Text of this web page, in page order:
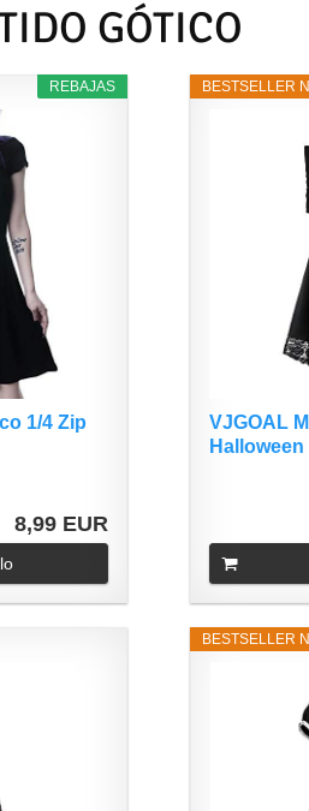
GÓTICO
REBAJAS
1/4 Zip
8,99 EUR
BESTSELLER
VJGOAL
BESTSELLER